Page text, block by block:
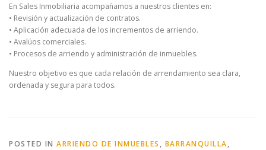
En Sales Inmobiliaria acompañamos a nuestros clientes en:
• Revisión y actualización de contratos.
• Aplicación adecuada de los incrementos de arriendo.
• Avalúos comerciales.
• Procesos de arriendo y administración de inmuebles.
Nuestro objetivo es que cada relación de arrendamiento sea clara,
ordenada y segura para todos.
POSTED IN ARRIENDO DE INMUEBLES , BARRANQUILLA,